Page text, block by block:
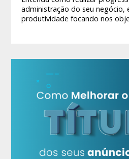
administração do seu negócio,
produtividade focando nos